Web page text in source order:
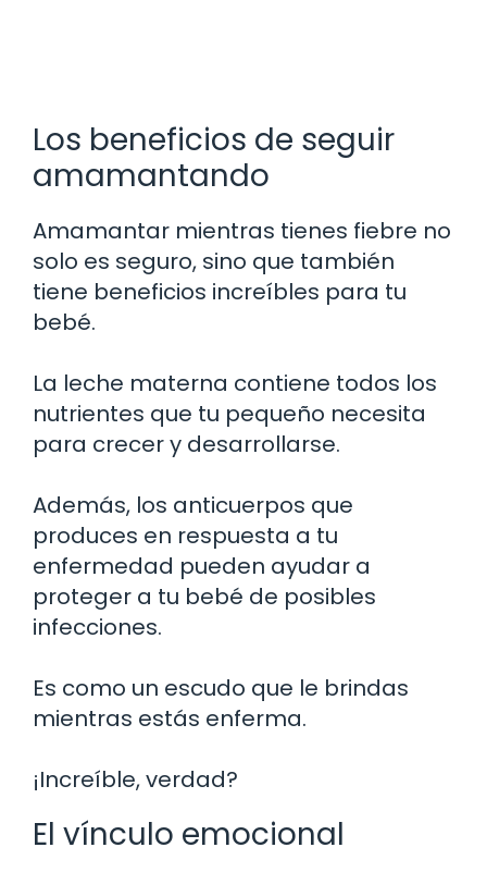
Los beneficios de seguir
amamantando
Amamantar mientras tienes fiebre no
solo es seguro, sino que también
tiene beneficios increíbles para tu
bebé.
La leche materna contiene todos los
nutrientes que tu pequeño necesita
para crecer y desarrollarse.
Además, los anticuerpos que
produces en respuesta a tu
enfermedad pueden ayudar a
proteger a tu bebé de posibles
infecciones.
Es como un escudo que le brindas
mientras estás enferma.
¡Increíble, verdad?
El vínculo emocional